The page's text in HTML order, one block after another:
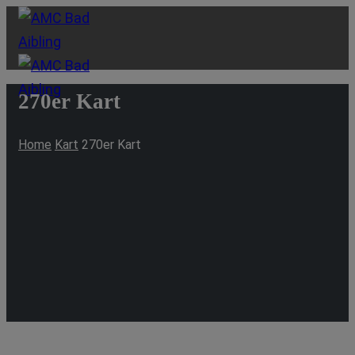
270er Kart
Home Kart 270er Kart